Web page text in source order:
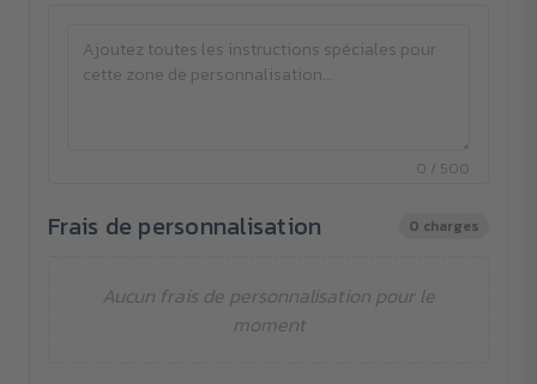
0 / 500
Frais de personnalisation 0 charges
Aucun frais de personnalisation pour le
moment